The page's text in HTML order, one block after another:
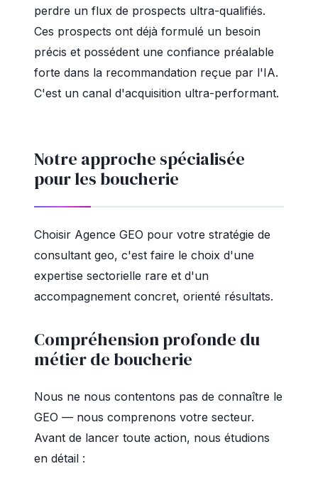
perdre un flux de prospects ultra-qualifiés.
Ces prospects ont déjà formulé un besoin
précis et possédent une confiance préalable
forte dans la recommandation reçue par l'IA.
C'est un canal d'acquisition ultra-performant.
Notre approche spécialisée
pour les boucherie
Choisir Agence GEO pour votre stratégie de
consultant geo, c'est faire le choix d'une
expertise sectorielle rare et d'un
accompagnement concret, orienté résultats.
Compréhension profonde du
métier de boucherie
Nous ne nous contentons pas de connaître le
GEO — nous comprenons votre secteur.
Avant de lancer toute action, nous étudions
en détail :